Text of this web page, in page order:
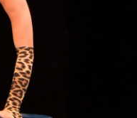
Дом культуры с.
Георгиевна
вари» МУ «Культурно-
Отличные работники
Алёна Александровна и